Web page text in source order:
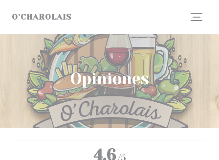
O'CHAROLAIS
Opiniones
4.6 /5